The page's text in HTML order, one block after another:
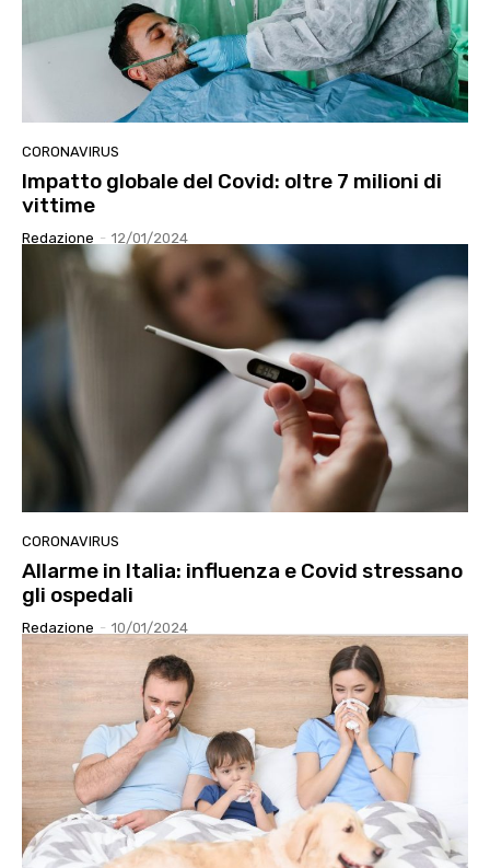
CORONAVIRUS
Impatto globale del Covid: oltre 7 milioni di
vittime
Redazione - 12/01/2024
CORONAVIRUS
Allarme in Italia: influenza e Covid stressano
gli ospedali
Redazione - 10/01/2024